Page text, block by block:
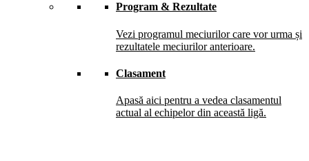
Program & Rezultate
Vezi programul meciurilor care vor urma și
rezultatele meciurilor anterioare.
Clasament
Apasă aici pentru a vedea clasamentul
actual al echipelor din această ligă.